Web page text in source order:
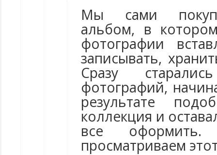
Мы сами
альбом, в
фотографии
записывать,
Сразу
фотографий,
результате
коллекция и
все оформить.
просматриваем